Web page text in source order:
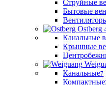
Струйные
Бытовые
Ostberg
Канальные
Крышные
Канальные7
Компактные